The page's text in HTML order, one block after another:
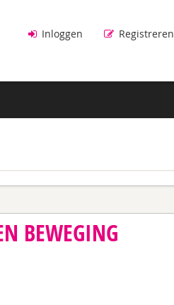
Inloggen Registreren
BEWEGING